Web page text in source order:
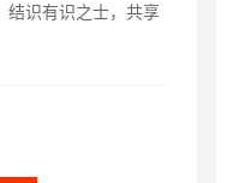
结识有识之士，共享